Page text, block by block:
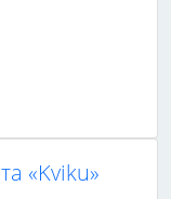
«Kviku»